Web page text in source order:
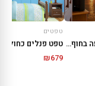
טפט מדבקה | שקיעה בחוף הים
טפטים
טפט פנלים כחולים
₪679